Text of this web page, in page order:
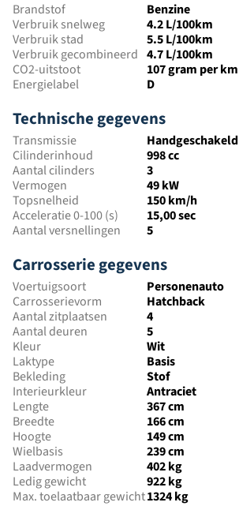
Brandstof
Benzine
Verbruik snelweg
4.2 L/100km
Verbruik stad
5.5 L/100km
Verbruik gecombineerd 4.7 L/100km
CO2-uitstoot
107 gram per km
Energielabel
D
Technische gegevens
Transmissie
Handgeschakeld
Cilinderinhoud
998 cc
Aantal cilinders
3
Vermogen
49 kW
Topsnelheid
150 km/h
Acceleratie 0-100 (s)
15,00 sec
Aantal versnellingen
5
Carrosserie gegevens
Voertuigsoort
Personenauto
Carrosserievorm
Hatchback
Aantal zitplaatsen
4
Aantal deuren
5
Kleur
Wit
Laktype
Basis
Bekleding
Stof
Interieurkleur
Antraciet
Lengte
367 cm
Breedte
166 cm
Hoogte
149 cm
Wielbasis
239 cm
Laadvermogen
402 kg
Ledig gewicht
922 kg
Max. toelaatbaar gewicht1324 kg